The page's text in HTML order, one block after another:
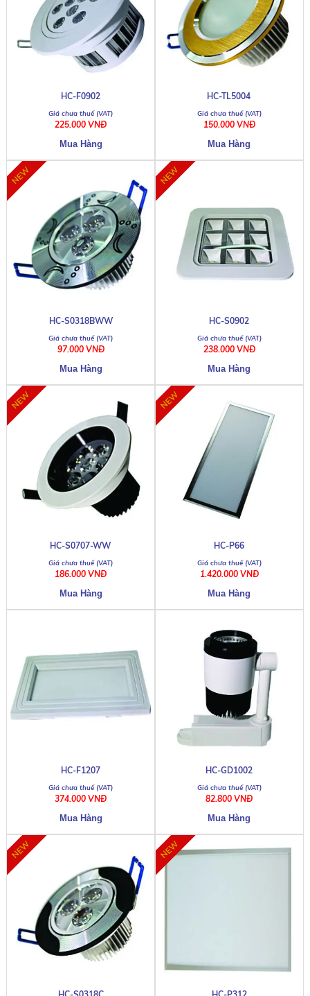
HC-F0902
225.000 VNĐ
HC-TL5004
150.000 VNĐ
HC-S0318BWW
97.000 VNĐ
HC-S0902
238.000 VNĐ
HC-S0707-WW
186.000 VNĐ
HC-P66
1.420.000 VNĐ
HC-F1207
374.000 VNĐ
HC-GD1002
82.800 VNĐ